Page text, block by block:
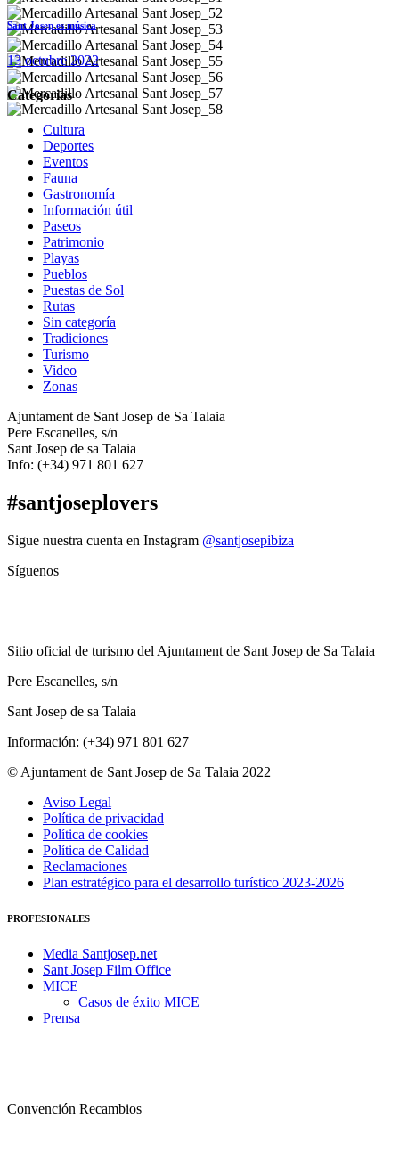
Sant Josep es música
13 octubre 2022
Categorias
Cultura
Deportes
Eventos
Fauna
Gastronomía
Información útil
Paseos
Patrimonio
Playas
Pueblos
Puestas de Sol
Rutas
Sin categoría
Tradiciones
Turismo
Video
Zonas
Ajuntament de Sant Josep de Sa Talaia
Pere Escanelles, s/n
Sant Josep de sa Talaia
Info: (+34) 971 801 627
#santjoseplovers
Sigue nuestra cuenta en Instagram @santjosepibiza
Síguenos
Sitio oficial de turismo del Ajuntament de Sant Josep de Sa Talaia
Pere Escanelles, s/n
Sant Josep de sa Talaia
Información: (+34) 971 801 627
© Ajuntament de Sant Josep de Sa Talaia 2022
Aviso Legal
Política de privacidad
Política de cookies
Política de Calidad
Reclamaciones
Plan estratégico para el desarrollo turístico 2023-2026
PROFESIONALES
Media Santjosep.net
Sant Josep Film Office
MICE
Casos de éxito MICE
Prensa
Convención Recambios